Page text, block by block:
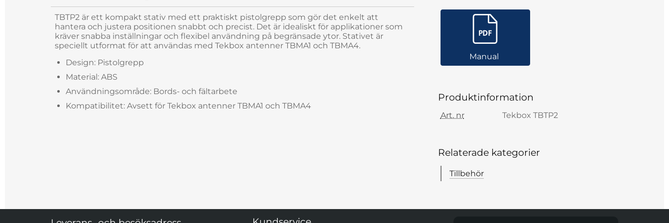
TBTP2 är ett kompakt stativ med ett praktiskt pistolgrepp som gör det enkelt att
hantera och justera positionen snabbt och precist. Det är idealiskt för applikationer som
kräver snabba inställningar och flexibel användning på begränsade ytor. Stativet är
speciellt utformat för att användas med Tekbox antenner TBMA1 och TBMA4.
Design: Pistolgrepp
Material: ABS
Användningsområde: Bords- och fältarbete
Kompatibilitet: Avsett för Tekbox antenner TBMA1 och TBMA4
Manual
Produktinformation
Art. nr Tekbox TBTP2
Relaterade kategorier
Tillbehör
Sidfot Blandad info och länkar